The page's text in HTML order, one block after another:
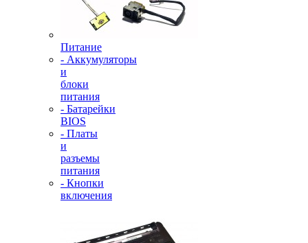
Питание
- Аккумуляторы
и
блоки
питания
- Батарейки
BIOS
- Платы
и
разъемы
питания
- Кнопки
включения